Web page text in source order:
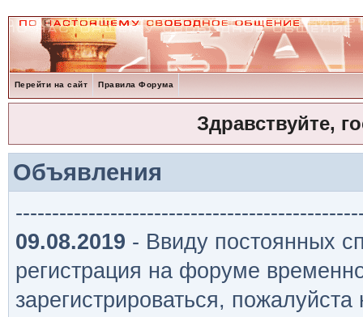
Перейти на сайт Правила Форума
Здравствуйте,
Объявления
09.08.2019 - Ввиду постоянных
регистрация на форуме
зарегистрироваться,